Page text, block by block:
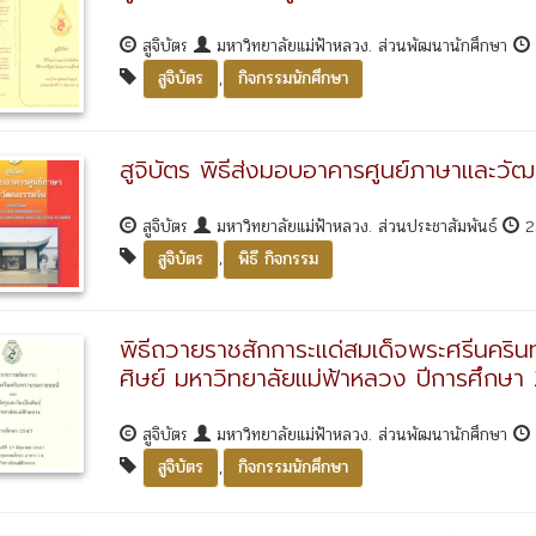
สูจิบัตร มหาวิทยาลัยแม่ฟ้าหลวง. ส่วนพัฒนานักศึกษา
สูจิบัตร
, กิจกรรมนักศึกษา
สูจิบัตร พิธีส่งมอบอาคารศูนย์ภาษาและวั
สูจิบัตร มหาวิทยาลัยแม่ฟ้าหลวง. ส่วนประชาสัมพันธ์
สูจิบัตร
, พิธี กิจกรรม
พิธีถวายราชสักการะแด่สมเด็จพระศรีนคริ
ศิษย์ มหาวิทยาลัยแม่ฟ้าหลวง ปีการศึกษา
สูจิบัตร มหาวิทยาลัยแม่ฟ้าหลวง. ส่วนพัฒนานักศึกษา
สูจิบัตร
, กิจกรรมนักศึกษา